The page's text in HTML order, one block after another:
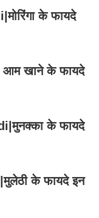
के फायदे
खाने के फायदे
के फायदे
के फायदे इन